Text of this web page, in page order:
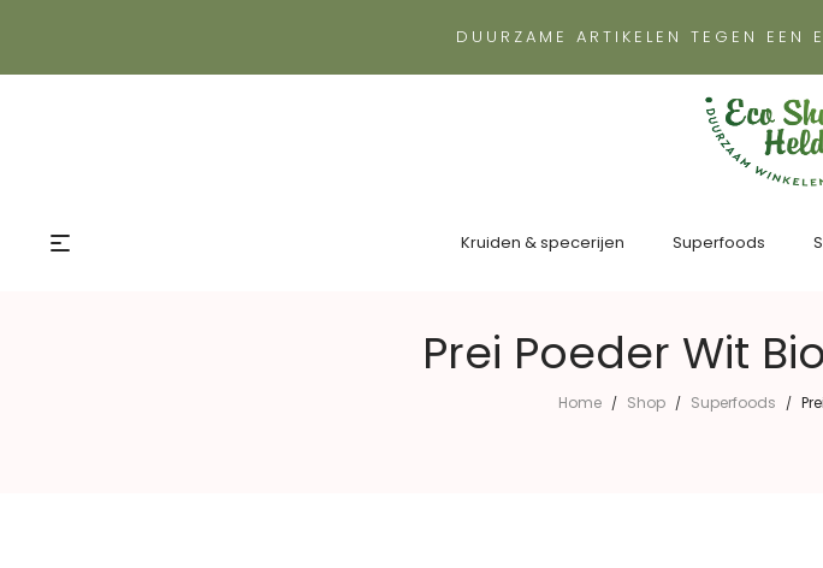
DUURZAME ARTIKELEN TEGEN EEN
Kruiden & specerijen Superfoods
Prei Poeder Wit
Home / Shop / Superfoods /